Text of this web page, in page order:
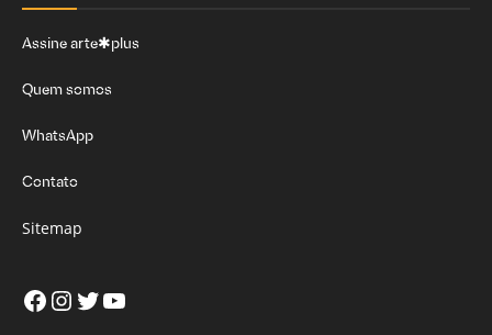
Assine arte✱plus
Quem somos
WhatsApp
Contato
Sitemap
Facebook
Instagram
Twitter
Youtube